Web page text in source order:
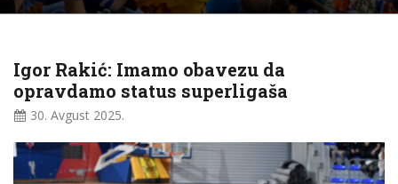
Igor Rakić: Imamo obavezu da
opravdamo status superligaša
30. Avgust 2025.